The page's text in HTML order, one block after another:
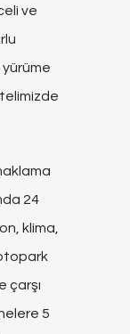
ve
yürüme
24
klima,
çarşı
5